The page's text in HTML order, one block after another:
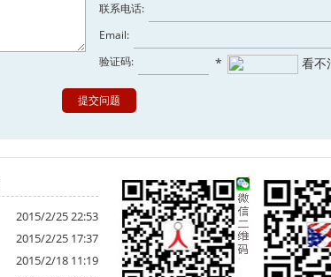
联系电话:
Email:
验证码:
看不
*
2015/2/25 22:53
2015/2/25 17:37
2015/2/18 11:19